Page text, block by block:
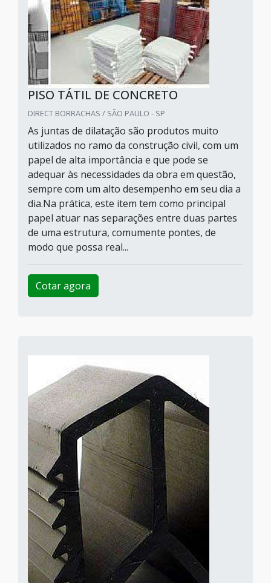
PISO TÁTIL DE CONCRETO
DIRECT BORRACHAS / SÃO PAULO - SP
As juntas de dilatação são produtos muito
utilizados no ramo da construção civil, com um
papel de alta importância e que pode se
adequar às necessidades da obra em questão,
sempre com um alto desempenho em seu dia a
dia.Na prática, este item tem como principal
papel atuar nas separações entre duas partes
de uma estrutura, comumente pontes, de
modo que possa real...
Cotar agora